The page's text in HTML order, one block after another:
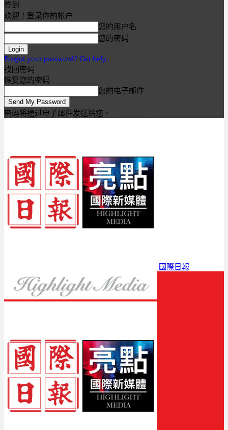
签到
欢迎！登录你的帐户
您的用户名
您的密码
Forgot your password? Get help
找回密码
恢复您的密码
您的电子邮件
密码将通过电子邮件发送给您。
國際日報